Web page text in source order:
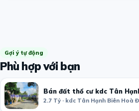
Gợi ý tự động
Phù hợp với bạn
Bán đất thổ cư kdc Tân
2.7 Tỷ · kdc Tân Hạnh Biên Hoà